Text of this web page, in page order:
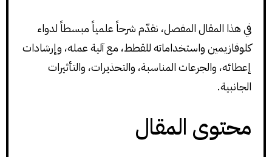
في هذا المقال المفصل، نقدّم شرحاً علمياً مبسطاً لدواء
كلوفازيمين واستخداماته للقطط، مع آلية عمله، وإرشادات
إعطائه، والجرعات المناسبة، والتحذيرات، والتأثيرات
الجانبية.
محتوى المقال